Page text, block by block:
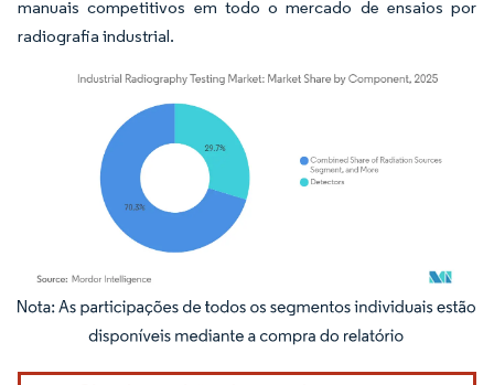
manuais competitivos em todo o mercado de ensaios por
radiografia industrial.
Imagem © Mordor Intelligence. O reuso requer atribuição conforme CC BY 4.0.